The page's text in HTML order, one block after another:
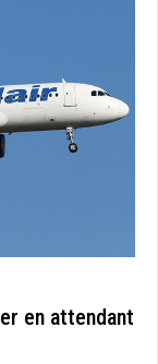
en attendant